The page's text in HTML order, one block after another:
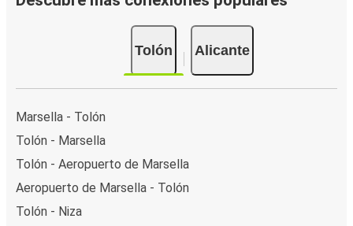
Tolón Alicante
Marsella - Tolón
Tolón - Marsella
Tolón - Aeropuerto de Marsella
Aeropuerto de Marsella - Tolón
Tolón - Niza